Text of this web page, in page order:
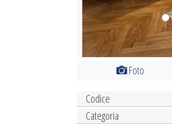
Foto
Codice
Categoria